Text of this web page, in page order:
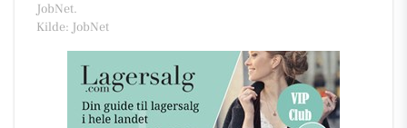
JobNet.
Kilde: JobNet